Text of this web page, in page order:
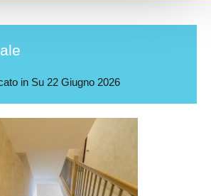
in Su 22 Giugno 2026